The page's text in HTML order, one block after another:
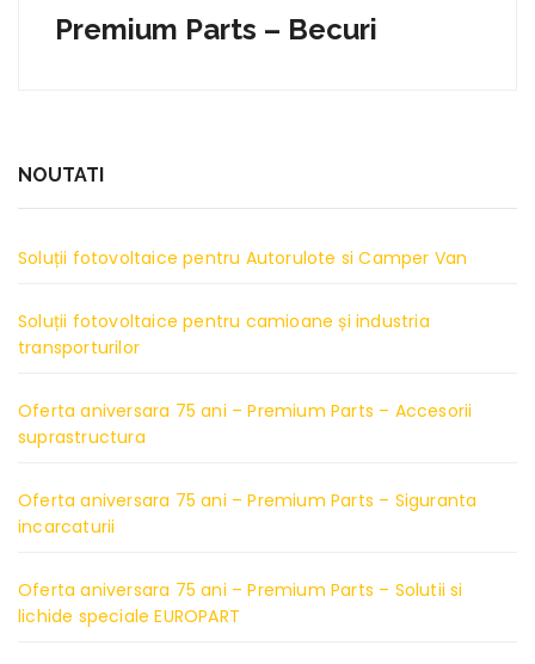
Premium Parts – Becuri
NOUTATI
Soluții fotovoltaice pentru Autorulote si Camper Van
Soluții fotovoltaice pentru camioane și industria
transporturilor
Oferta aniversara 75 ani – Premium Parts – Accesorii
suprastructura
Oferta aniversara 75 ani – Premium Parts – Siguranta
incarcaturii
Oferta aniversara 75 ani – Premium Parts – Solutii si
lichide speciale EUROPART